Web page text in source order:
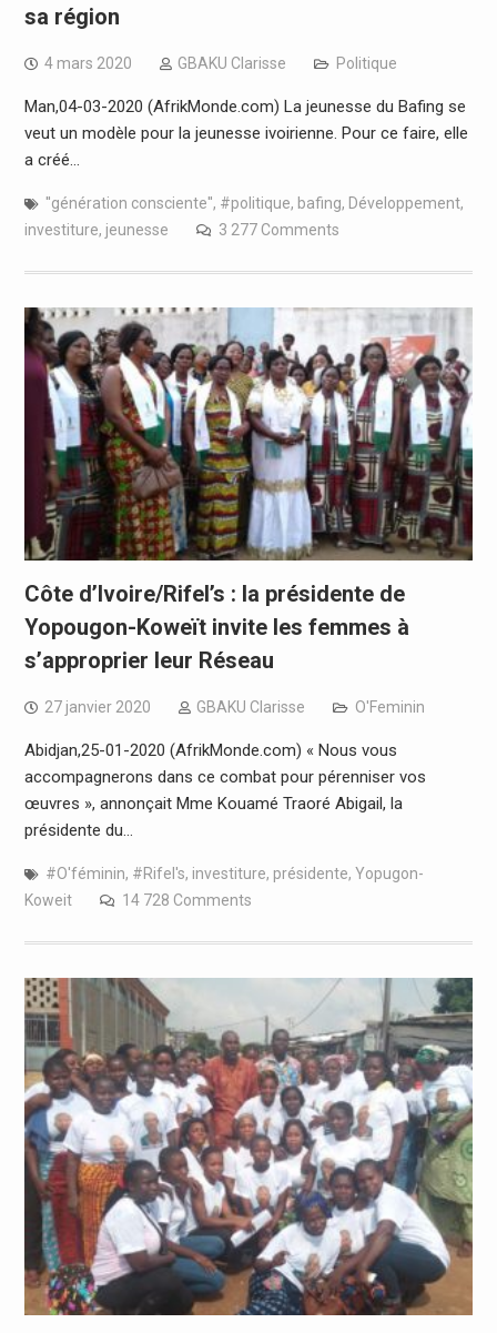
sa région
4 mars 2020 GBAKU Clarisse Politique
Man,04-03-2020 (AfrikMonde.com) La jeunesse du Bafing se
veut un modèle pour la jeunesse ivoirienne. Pour ce faire, elle
a créé…
''génération consciente'', #politique, bafing, Développement,
investiture, jeunesse 3 277 Comments
Côte d’Ivoire/Rifel’s : la présidente de
Yopougon-Koweït invite les femmes à
s’approprier leur Réseau
27 janvier 2020 GBAKU Clarisse O'Feminin
Abidjan,25-01-2020 (AfrikMonde.com) « Nous vous
accompagnerons dans ce combat pour pérenniser vos
œuvres », annonçait Mme Kouamé Traoré Abigail, la
présidente du…
#O'féminin, #Rifel's, investiture, présidente, Yopugon-
Koweit
14 728 Comments